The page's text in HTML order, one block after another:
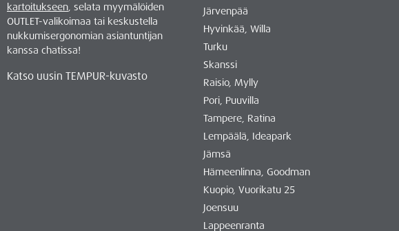
kartoitukseen, selata myymälöiden
OUTLET-valikoimaa tai keskustella
nukkumisergonomian asiantuntijan
kanssa chatissa!
Katso uusin TEMPUR-kuvasto
Järvenpää
Hyvinkää, Willa
Turku
Skanssi
Raisio, Mylly
Pori, Puuvilla
Tampere, Ratina
Lempäälä, Ideapark
Jämsä
Hämeenlinna, Goodman
Kuopio, Vuorikatu 25
Joensuu
Lappeenranta